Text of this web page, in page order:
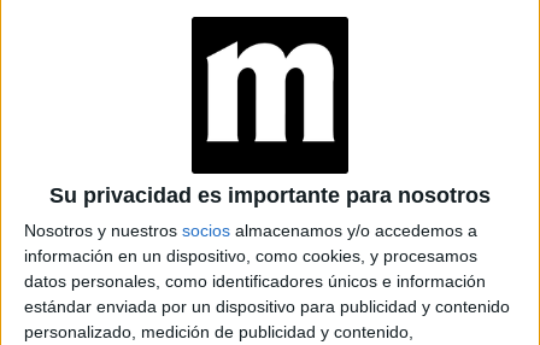
Su privacidad es importante para nosotros
Nosotros y nuestros socios almacenamos y/o accedemos a
información en un dispositivo, como cookies, y procesamos
datos personales, como identificadores únicos e información
estándar enviada por un dispositivo para publicidad y contenido
personalizado, medición de publicidad y contenido,
Caras Noticias
Weekend Parabrisas
Look
Luz Mía Lunateen Break BATimes
© Perfil.com 2006-2019 - Todos los derechos reservados
Registro de Propiedad Intelectual: Nro. 5346433